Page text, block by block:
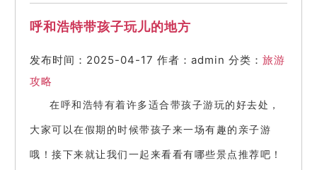
呼和浩特带孩子玩儿的地方
发布时间：2025-04-17 作者：admin 分类： 旅游
攻略
在呼和浩特有着许多适合带孩子游玩的好去处，
大家可以在假期的时候带孩子来一场有趣的亲子游
哦！接下来就让我们一起来看看有哪些景点推荐吧！